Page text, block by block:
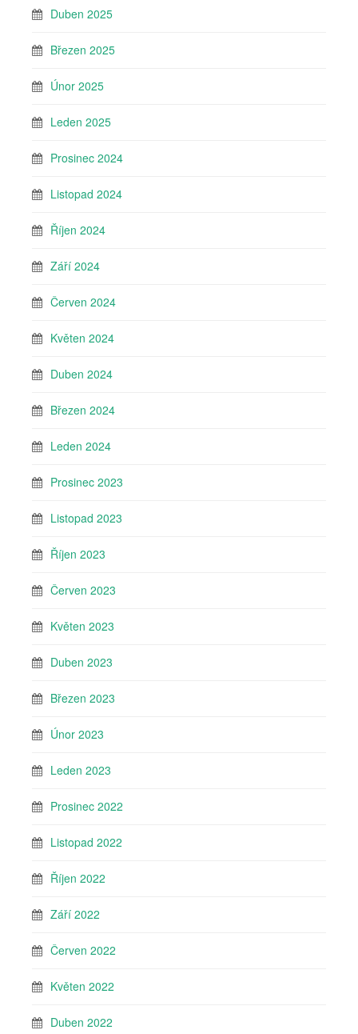
Duben 2025
Březen 2025
Únor 2025
Leden 2025
Prosinec 2024
Listopad 2024
Říjen 2024
Září 2024
Červen 2024
Květen 2024
Duben 2024
Březen 2024
Leden 2024
Prosinec 2023
Listopad 2023
Říjen 2023
Červen 2023
Květen 2023
Duben 2023
Březen 2023
Únor 2023
Leden 2023
Prosinec 2022
Listopad 2022
Říjen 2022
Září 2022
Červen 2022
Květen 2022
Duben 2022